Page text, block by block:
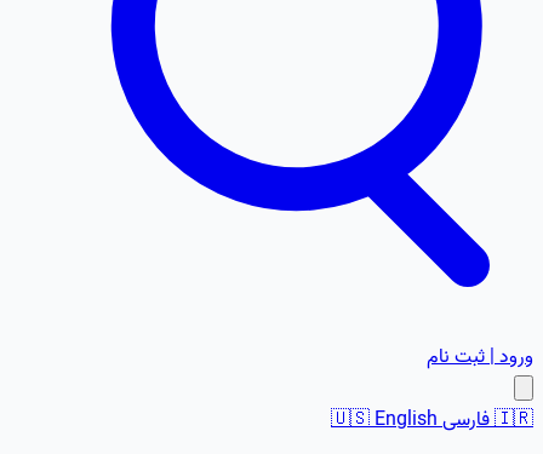
ورود | ثبت نام
🇮🇷فارسی 🇺🇸English